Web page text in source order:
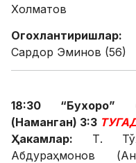
Холматов
Огохлантиришлар:
Сардор Эминов (56)
18:30 “Бухоро”
(Наманган) 3:3
Ҳакамлар: Т.
Абдураҳмонов